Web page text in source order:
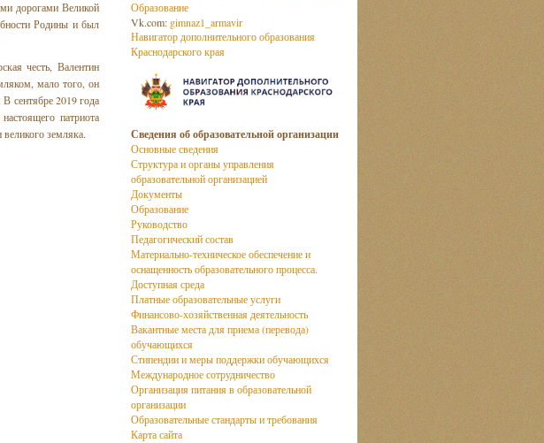
дорогами Великой
Родины и был
честь, Валентин
мало того, он
сентябре 2019 года
патриота
земляка.
Образование
Vk.com: gimnaz1_armavir
Навигатор дополнительного образования
Краснодарского края
Сведения об образовательной организации
Основные сведения
Структура и органы управления
образовательной организацией
Документы
Образование
Руководство
Педагогический состав
Материально-техническое обеспечение и
оснащенность образовательного процесса.
Доступная среда
Платные образовательные услуги
Финансово-хозяйственная деятельность
Вакантные места для приема (перевода)
обучающихся
Стипендии и меры поддержки обучающихся
Международное сотрудничество
Организация питания в образовательной
организации
Образовательные стандарты и требования
Карта сайта